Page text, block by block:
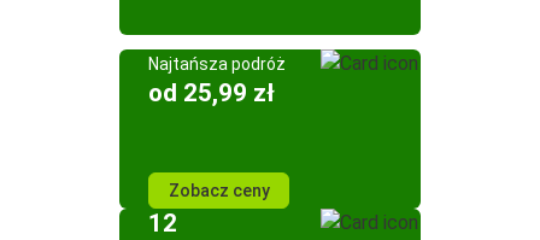
Najtańsza podróż
od 25,99 zł
Zobacz ceny
12